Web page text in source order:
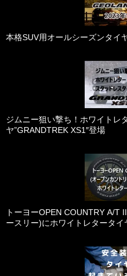
本格SUV用オールシーズンタイ
ジムニー狙い撃ち！ホワイトレ
ヤ”GRANDTREK XS1″登場
トーヨーOPEN COUNTRY A/T
ースリー)にホワイトレタータイ